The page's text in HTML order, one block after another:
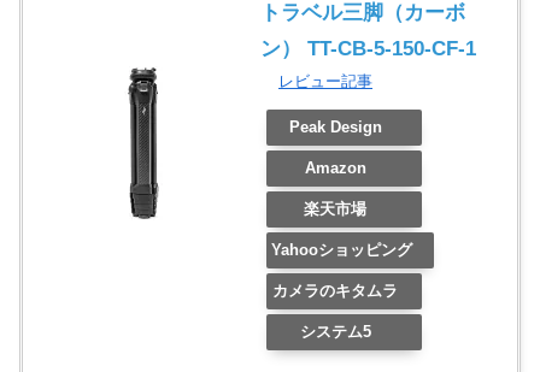
トラベル三脚（カーボ
ン） TT-CB-5-150-CF-1
レビュー記事
Peak Design
Amazon
楽天市場
Yahooショッピング
カメラのキタムラ
システム5